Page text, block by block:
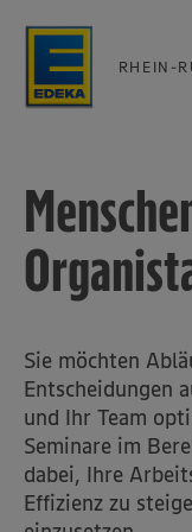
RHEIN-
Sie möchten
Entscheidungen
und Ihr Team
Seminare im
dabei, Ihre
Effizienz zu